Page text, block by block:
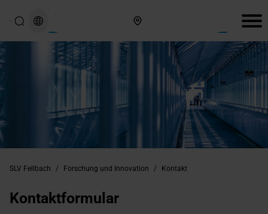
SLV Fellbach / Forschung und Innovation / Kontakt
Kontaktformular